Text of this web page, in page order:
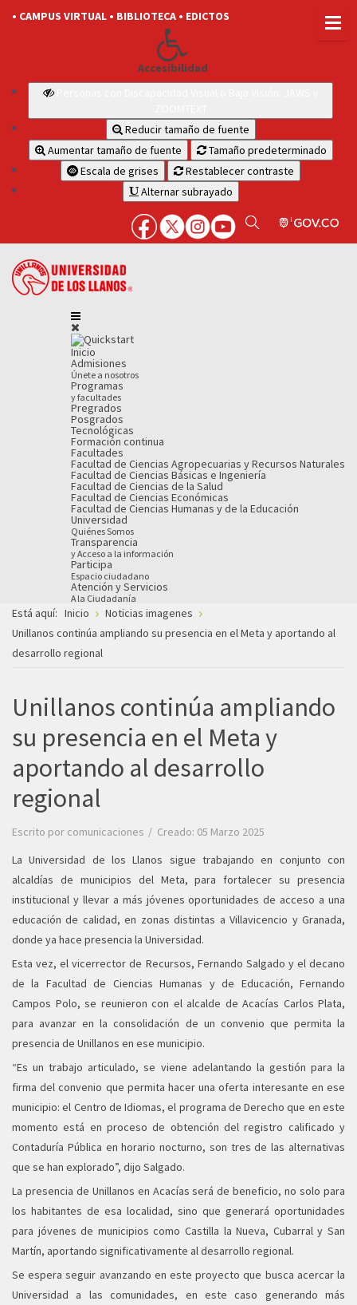
• CAMPUS VIRTUAL • BIBLIOTECA • EDICTOS
Accesibilidad
Reducir tamaño de fuente
Aumentar tamaño de fuente
Tamaño predeterminado
Escala de grises
Restablecer contraste
Alternar subrayado
Inicio
Admisiones
Únete a nosotros
Programas
y facultades
Pregrados
Posgrados
Tecnológicas
Formación continua
Facultades
Facultad de Ciencias Agropecuarias y Recursos Naturales
Facultad de Ciencias Básicas e Ingeniería
Facultad de Ciencias de la Salud
Facultad de Ciencias Económicas
Facultad de Ciencias Humanas y de la Educación
Universidad
Quiénes Somos
Transparencia
y Acceso a la información
Participa
Espacio ciudadano
Atención y Servicios
A la Ciudadanía
Está aquí: Inicio
Noticias imagenes
Unillanos continúa ampliando su presencia en el Meta y aportando al
desarrollo regional
Unillanos continúa ampliando
su presencia en el Meta y
aportando al desarrollo
regional
Escrito por comunicaciones
Creado: 05 Marzo 2025
La Universidad de los Llanos sigue trabajando en conjunto con
alcaldías de municipios del Meta, para fortalecer su presencia
institucional y llevar a más jóvenes oportunidades de acceso a una
educación de calidad, en zonas distintas a Villavicencio y Granada,
donde ya hace presencia la Universidad.
Esta vez, el vicerrector de Recursos, Fernando Salgado y el decano
de la Facultad de Ciencias Humanas y de Educación, Fernando
Campos Polo, se reunieron con el alcalde de Acacías Carlos Plata,
para avanzar en la consolidación de un convenio que permita la
presencia de Unillanos en ese municipio.
“Es un trabajo articulado, se viene adelantando la gestión para la
firma del convenio que permita hacer una oferta interesante en ese
municipio: el Centro de Idiomas, el programa de Derecho que en este
momento está en proceso de obtención del registro calificado y
Contaduría Pública en horario nocturno, son tres de las alternativas
que se han explorado”, dijo Salgado.
La presencia de Unillanos en Acacías será de beneficio, no solo para
los habitantes de esa localidad, sino que generará oportunidades
para jóvenes de municipios como Castilla la Nueva, Cubarral y San
Martín, aportando significativamente al desarrollo regional.
Se espera seguir avanzando en este proyecto que busca acercar la
Universidad a las comunidades, en este caso generando más